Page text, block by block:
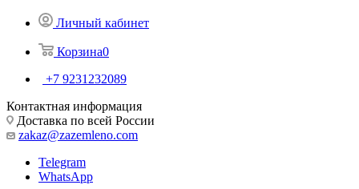
Личный кабинет
Корзина0
+7 9231232089
Контактная информация
Доставка по всей России
zakaz@zazemleno.com
Telegram
WhatsApp